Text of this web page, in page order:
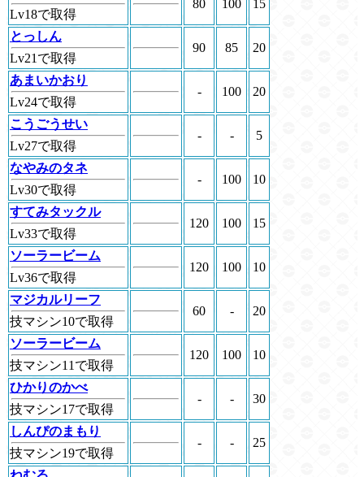
Lv18で取得
80 100 15
とっしん
Lv21で取得
90 85 20
あまいかおり
Lv24で取得
- 100 20
こうごうせい
Lv27で取得
- - 5
なやみのタネ
Lv30で取得
- 100 10
すてみタックル
Lv33で取得
120 100 15
ソーラービーム
Lv36で取得
120 100 10
マジカルリーフ
技マシン10で取得
60 - 20
ソーラービーム
技マシン11で取得
120 100 10
ひかりのかべ
技マシン17で取得
- - 30
しんぴのまもり
技マシン19で取得
- - 25